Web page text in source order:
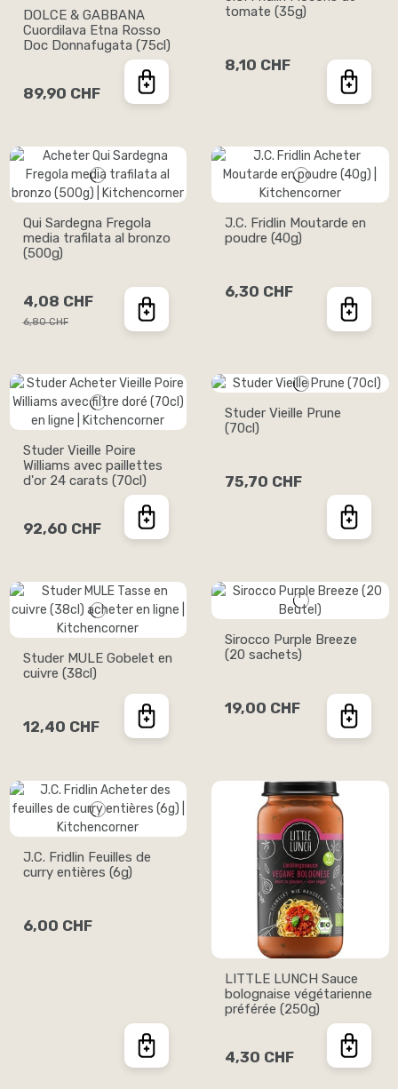
DOLCE & GABBANA
Cuordilava Etna Rosso
Doc Donnafugata (75cl)
89,90 CHF
tomate (35g)
8,10 CHF
Qui Sardegna Fregola
media trafilata al bronzo
(500g)
4,08 CHF
6,80 CHF
J.C. Fridlin Moutarde en
poudre (40g)
6,30 CHF
Studer Vieille Poire
Williams avec paillettes
d'or 24 carats (70cl)
92,60 CHF
Studer Vieille Prune
(70cl)
75,70 CHF
Studer MULE Gobelet en
cuivre (38cl)
12,40 CHF
Sirocco Purple Breeze
(20 sachets)
19,00 CHF
J.C. Fridlin Feuilles de
curry entières (6g)
6,00 CHF
LITTLE LUNCH Sauce
bolognaise végétarienne
préférée (250g)
4,30 CHF